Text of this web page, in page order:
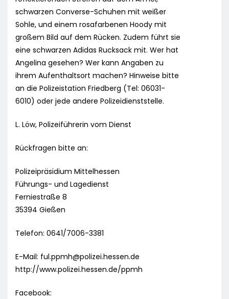
schwarzen Converse-Schuhen mit weißer
Sohle, und einem rosafarbenen Hoody mit
großem Bild auf dem Rücken. Zudem führt sie
eine schwarzen Adidas Rucksack mit. Wer hat
Angelina gesehen? Wer kann Angaben zu
ihrem Aufenthaltsort machen? Hinweise bitte
an die Polizeistation Friedberg (Tel: 06031-
6010) oder jede andere Polizeidienststelle.
L. Löw, Polizeiführerin vom Dienst
Rückfragen bitte an:
Polizeipräsidium Mittelhessen
Führungs- und Lagedienst
Ferniestraße 8
35394 Gießen
Telefon: 0641/7006-3381
E-Mail: ful.ppmh@polizei.hessen.de
http://www.polizei.hessen.de/ppmh
Facebook: